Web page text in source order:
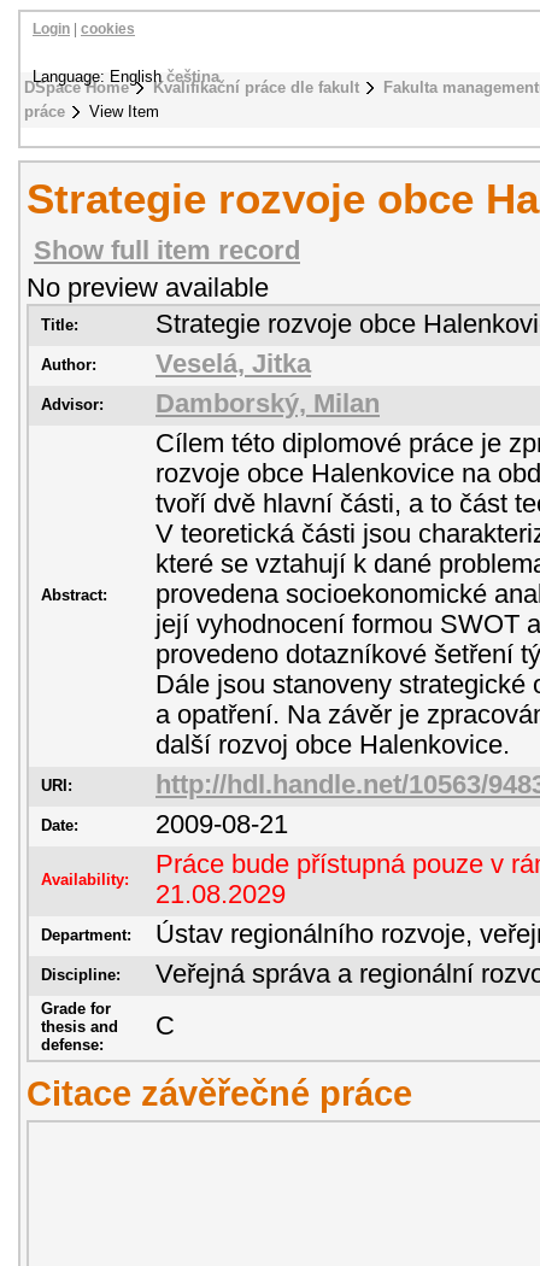
DSpace Home Kvalifikační práce dle fakult
Fakulta
práce
View Item
Login cookies
Language: Englishčeština
Strategie rozvoje obce
Show full item record
No preview available
Title: Strategie rozvoje obce
Author: Veselá, Jitka
Advisor: Damborský, Milan
Abstract:
Cílem této diplomové práce je
rozvoje obce Halenkovice na
tvoří dvě hlavní části, a to část
V teoretická části jsou
které se vztahují k dané
provedena socioekonomické
její vyhodnocení formou SWOT
provedeno dotazníkové šetření
Dále jsou stanoveny strategické
a opatření. Na závěr je
další rozvoj obce Halenkovice.
URI: http://hdl.handle.net/10563/
Date: 2009-08-21
Availability:
Práce bude přístupná pouze v
21.08.2029
Department: Ústav regionálního rozvoje,
Discipline: Veřejná správa a regionální
Grade for
thesis and
defense:
C
Citace závěřečné práce